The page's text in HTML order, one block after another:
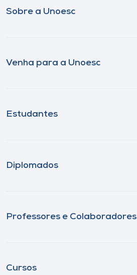
Sobre a Unoesc
Venha para a Unoesc
Estudantes
Diplomados
Professores e Colaboradores
Cursos